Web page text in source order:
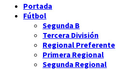
Portada
Fútbol
Segunda B
Tercera División
Regional Preferente
Primera Regional
Segunda Regional